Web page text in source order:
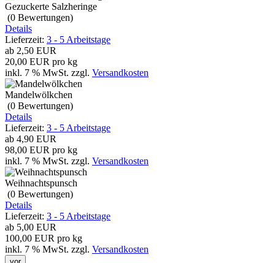
Gezuckerte Salzheringe
(0 Bewertungen)
Details
Lieferzeit: 3 - 5 Arbeitstage
ab 2,50 EUR
20,00 EUR pro kg
inkl. 7 % MwSt. zzgl. Versandkosten
Mandelwölkchen
(0 Bewertungen)
Details
Lieferzeit: 3 - 5 Arbeitstage
ab 4,90 EUR
98,00 EUR pro kg
inkl. 7 % MwSt. zzgl. Versandkosten
Weihnachtspunsch
(0 Bewertungen)
Details
Lieferzeit: 3 - 5 Arbeitstage
ab 5,00 EUR
100,00 EUR pro kg
inkl. 7 % MwSt. zzgl. Versandkosten